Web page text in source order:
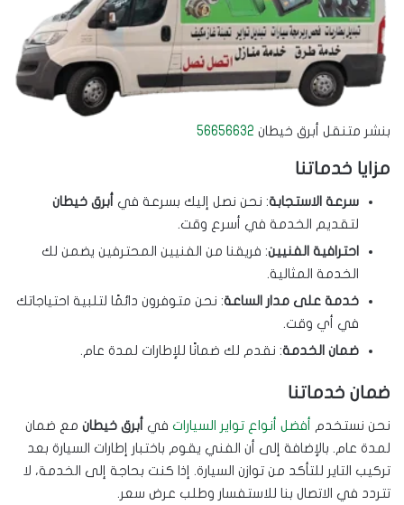
بنشر متنقل أبرق خيطان 56656632
مزايا خدماتنا
سرعة الاستجابة: نحن نصل إليك بسرعة في أبرق خيطان
لتقديم الخدمة في أسرع وقت.
احترافية الفنيين: فريقنا من الفنيين المحترفين يضمن لك
الخدمة المثالية.
خدمة على مدار الساعة: نحن متوفرون دائمًا لتلبية احتياجاتك
في أي وقت.
ضمان الخدمة: نقدم لك ضمانًا للإطارات لمدة عام.
ضمان خدماتنا
نحن نستخدم أفضل أنواع تواير السيارات في أبرق خيطان مع ضمان
لمدة عام. بالإضافة إلى أن الفني يقوم باختبار إطارات السيارة بعد
تركيب التاير للتأكد من توازن السيارة. إذا كنت بحاجة إلى الخدمة، لا
تتردد في الاتصال بنا للاستفسار وطلب عرض سعر.